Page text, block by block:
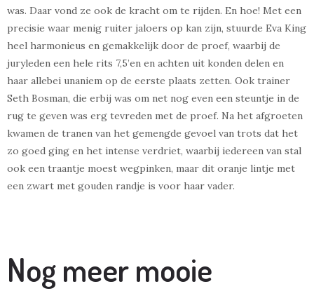
was. Daar vond ze ook de kracht om te rijden. En hoe! Met een
precisie waar menig ruiter jaloers op kan zijn, stuurde Eva King
heel harmonieus en gemakkelijk door de proef, waarbij de
juryleden een hele rits 7,5’en en achten uit konden delen en
haar allebei unaniem op de eerste plaats zetten. Ook trainer
Seth Bosman, die erbij was om net nog even een steuntje in de
rug te geven was erg tevreden met de proef. Na het afgroeten
kwamen de tranen van het gemengde gevoel van trots dat het
zo goed ging en het intense verdriet, waarbij iedereen van stal
ook een traantje moest wegpinken, maar dit oranje lintje met
een zwart met gouden randje is voor haar vader.
Nog meer mooie